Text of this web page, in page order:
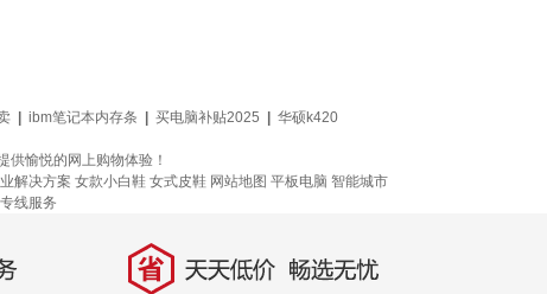
ibm笔记本内存条 买电脑补贴2025
华硕k420
愉悦的网上购物体验！
解决方案 女款小白鞋 女式皮鞋 网站地图 平板电脑 智能城市
专线服务
省 天天低价，畅选无忧